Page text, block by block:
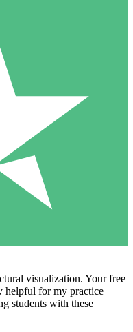
visualization. Your free
helpful for my practice
students with these